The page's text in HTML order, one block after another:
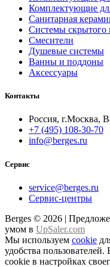
Комплектующие
Санитарная
Системы скрытого
Смесители
Душевые системы
Ванны и поддоны
Аксессуары
Контакты
Россия, г.Москва,
+7 (495) 108-30-70
info@berges.ru
Сервис
service@berges.ru
Сервис-центры
Berges © 2026 |
умом в UpSaler.com
Мы используем cookie
удобства
cookie в настройках